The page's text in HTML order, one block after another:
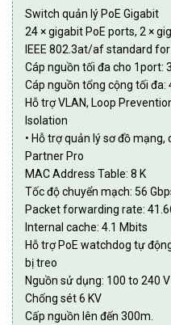
Switch quản lý PoE Gigabit
24 × gigabit PoE ports, 2 ×
IEEE 802.3at/af standard
Cáp nguồn tối đa cho 1port:
Cáp nguồn tổng cộng tối đa:
Hỗ trợ VLAN, Loop
Isolation
• Hỗ trợ quản lý sơ đồ
Partner Pro
MAC Address Table: 8 K
Tốc độ chuyển mạch: 56
Packet forwarding rate:
Internal cache: 4.1 Mbits
Hỗ trợ PoE watchdog tự
bị treo
Nguồn sử dụng: 100 to 240
Chống sét 6 KV
Cấp nguồn lên đến 300m.